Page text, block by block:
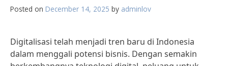
Posted on December 14, 2025 by adminlov
Digitalisasi telah menjadi tren baru di Indonesia
dalam menggali potensi bisnis. Dengan semakin